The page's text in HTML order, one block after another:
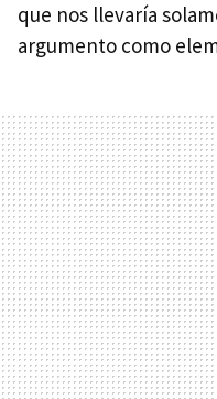
que nos llevaría
argumento como